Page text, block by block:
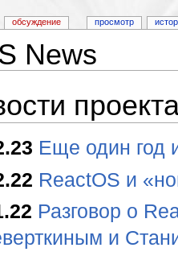
News
Еще один год
ReactOS и
Разговор о
и
обсуждение просмотр